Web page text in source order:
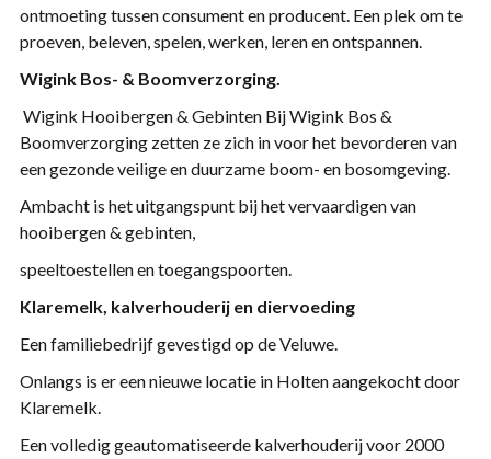
ontmoeting tussen consument en producent. Een plek om te
proeven, beleven, spelen, werken, leren en ontspannen.
Wigink Bos- & Boomverzorging.
Wigink Hooibergen & Gebinten Bij Wigink Bos &
Boomverzorging zetten ze zich in voor het bevorderen van
een gezonde veilige en duurzame boom- en bosomgeving.
Ambacht is het uitgangspunt bij het vervaardigen van
hooibergen & gebinten,
speeltoestellen en toegangspoorten.
Klaremelk, kalverhouderij en diervoeding
Een familiebedrijf gevestigd op de Veluwe.
Onlangs is er een nieuwe locatie in Holten aangekocht door
Klaremelk.
Een volledig geautomatiseerde kalverhouderij voor 2000